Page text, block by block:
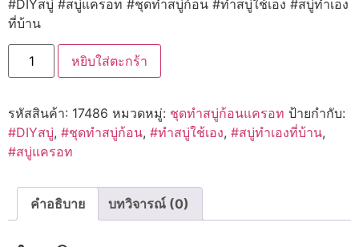
#DIYสบู่ #สบู่แครอท #ชุดทำสบู่ก้อน #ทำสบู่ใช้เอง #สบู่ทำเอง
ที่บ้าน
หยิบใส่ตะกร้า
รหัสสินค้า: 17486 หมวดหมู่: ชุดทำสบู่ก้อนแครอท ป้ายกำกับ:
#DIYสบู่, #ชุดทำสบู่ก้อน, #ทำสบู่ใช้เอง, #สบู่ทำเองที่บ้าน,
#สบู่แครอท
คำอธิบาย บทวิจารณ์ (0)